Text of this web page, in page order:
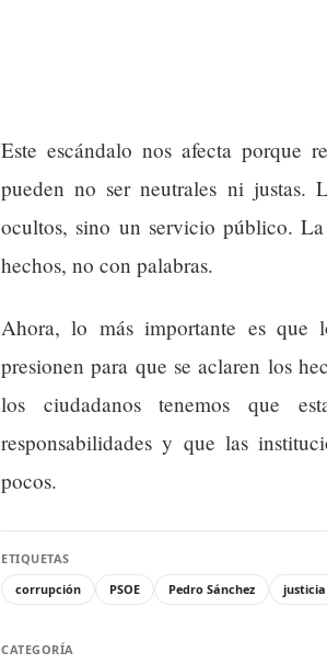
Este escándalo nos afecta porque
pueden no ser neutrales ni justas.
ocultos, sino un servicio público.
hechos, no con palabras.
Ahora, lo más importante es que
presionen para que se aclaren los
los ciudadanos tenemos que
responsabilidades y que las
pocos.
ETIQUETAS
corrupción
PSOE Pedro Sánchez justicia
CATEGORÍA